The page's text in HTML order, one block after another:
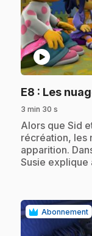
play_circle
E8 : Les
3 min 30 s
.Alors que Sid
récréation, les
apparition.
Susie explique
Abonnement